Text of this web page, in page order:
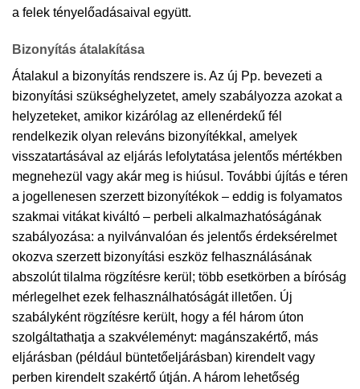
a felek tényelőadásaival együtt.
Bizonyítás átalakítása
Átalakul a bizonyítás rendszere is. Az új Pp. bevezeti a
bizonyítási szükséghelyzetet, amely szabályozza azokat a
helyzeteket, amikor kizárólag az ellenérdekű fél
rendelkezik olyan releváns bizonyítékkal, amelyek
visszatartásával az eljárás lefolytatása jelentős mértékben
megnehezül vagy akár meg is hiúsul. További újítás e téren
a jogellenesen szerzett bizonyítékok – eddig is folyamatos
szakmai vitákat kiváltó – perbeli alkalmazhatóságának
szabályozása: a nyilvánvalóan és jelentős érdeksérelmet
okozva szerzett bizonyítási eszköz felhasználásának
abszolút tilalma rögzítésre kerül; több esetkörben a bíróság
mérlegelhet ezek felhasználhatóságát illetően. Új
szabályként rögzítésre került, hogy a fél három úton
szolgáltathatja a szakvéleményt: magánszakértő, más
eljárásban (például büntetőeljárásban) kirendelt vagy
perben kirendelt szakértő útján. A három lehetőség